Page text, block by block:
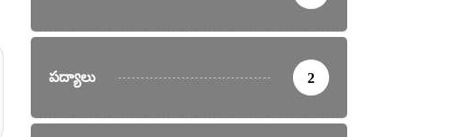
పద్యాలు 2